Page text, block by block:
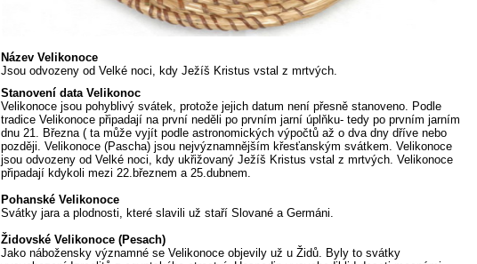
Název Velikonoce
Jsou odvozeny od Velké noci, kdy Ježíš Kristus vstal z mrtvých.
Stanovení data Velikonoc
Velikonoce jsou pohyblivý svátek, protože jejich datum není přesně stanoveno. Podle
tradice Velikonoce připadají na první neděli po prvním jarní úplňku- tedy po prvním jarním
dnu 21. Března ( ta může vyjít podle astronomických výpočtů až o dva dny dříve nebo
později. Velikonoce (Pascha) jsou nejvýznamnějším křesťanským svátkem. Velikonoce
jsou odvozeny od Velké noci, kdy ukřižovaný Ježíš Kristus vstal z mrtvých. Velikonoce
připadají kdykoli mezi 22.březnem a 25.dubnem.
Pohanské Velikonoce
Svátky jara a plodnosti, které slavili už staří Slované a Germáni.
Židovské Velikonoce (Pesach)
Jako nábožensky významné se Velikonoce objevily už u Židů. Byly to svátky